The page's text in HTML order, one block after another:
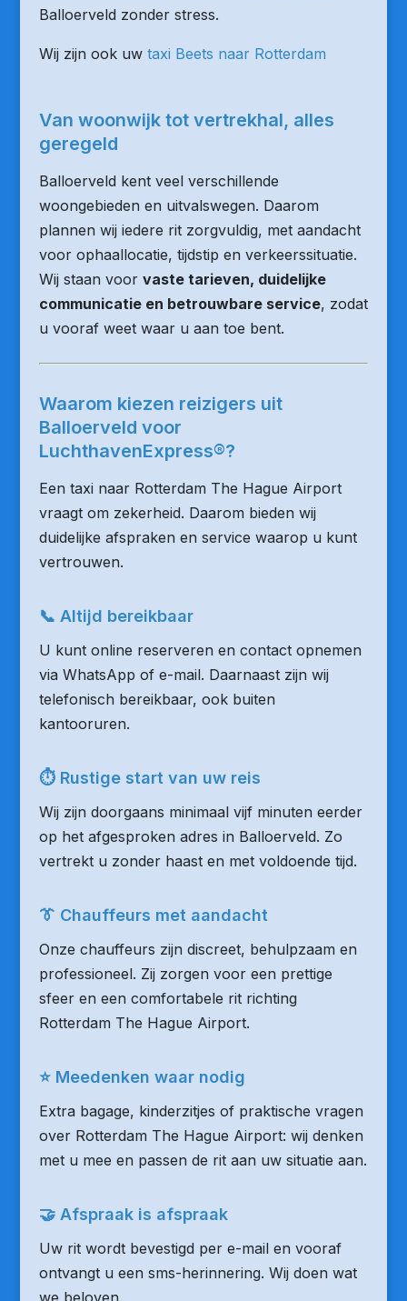
Balloerveld zonder stress.
Wij zijn ook uw taxi Beets naar Rotterdam
Van woonwijk tot vertrekhal, alles
geregeld
Balloerveld kent veel verschillende
woongebieden en uitvalswegen. Daarom
plannen wij iedere rit zorgvuldig, met aandacht
voor ophaallocatie, tijdstip en verkeerssituatie.
Wij staan voor vaste tarieven, duidelijke
communicatie en betrouwbare service, zodat
u vooraf weet waar u aan toe bent.
Waarom kiezen reizigers uit
Balloerveld voor
LuchthavenExpress®?
Een taxi naar Rotterdam The Hague Airport
vraagt om zekerheid. Daarom bieden wij
duidelijke afspraken en service waarop u kunt
vertrouwen.
📞 Altijd bereikbaar
U kunt online reserveren en contact opnemen
via WhatsApp of e-mail. Daarnaast zijn wij
telefonisch bereikbaar, ook buiten
kantooruren.
⏱ Rustige start van uw reis
Wij zijn doorgaans minimaal vijf minuten eerder
op het afgesproken adres in Balloerveld. Zo
vertrekt u zonder haast en met voldoende tijd.
👔 Chauffeurs met aandacht
Onze chauffeurs zijn discreet, behulpzaam en
professioneel. Zij zorgen voor een prettige
sfeer en een comfortabele rit richting
Rotterdam The Hague Airport.
⭐ Meedenken waar nodig
Extra bagage, kinderzitjes of praktische vragen
over Rotterdam The Hague Airport: wij denken
met u mee en passen de rit aan uw situatie aan.
🤝 Afspraak is afspraak
Uw rit wordt bevestigd per e-mail en vooraf
ontvangt u een sms-herinnering. Wij doen wat
we beloven.